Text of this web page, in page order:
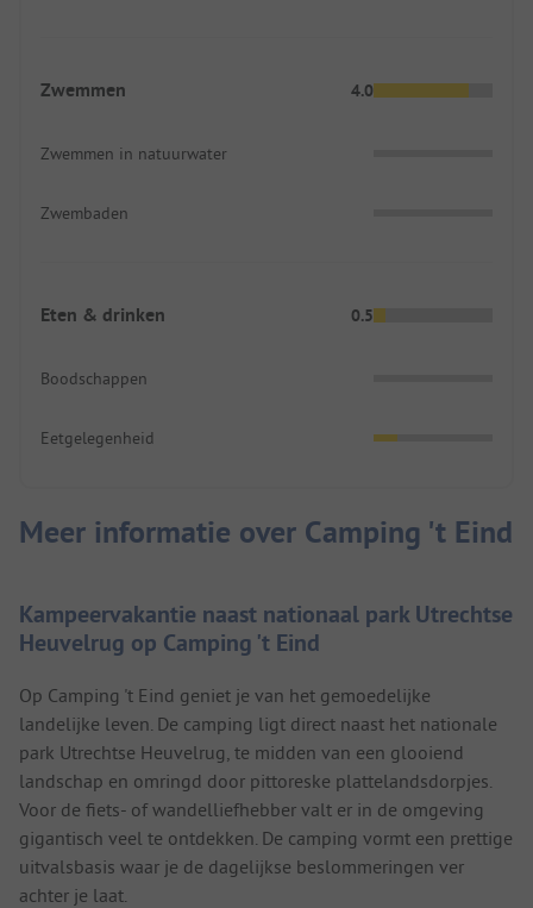
Zwemmen 4.0
Zwemmen in natuurwater
Zwembaden
Eten & drinken 0.5
Boodschappen
Eetgelegenheid
Meer informatie over Camping 't Eind
Kampeervakantie naast nationaal park Utrechtse
Heuvelrug op Camping 't Eind
Op Camping 't Eind geniet je van het gemoedelijke
landelijke leven. De camping ligt direct naast het nationale
park Utrechtse Heuvelrug, te midden van een glooiend
landschap en omringd door pittoreske plattelandsdorpjes.
Voor de fiets- of wandelliefhebber valt er in de omgeving
gigantisch veel te ontdekken. De camping vormt een prettige
uitvalsbasis waar je de dagelijkse beslommeringen ver
achter je laat.